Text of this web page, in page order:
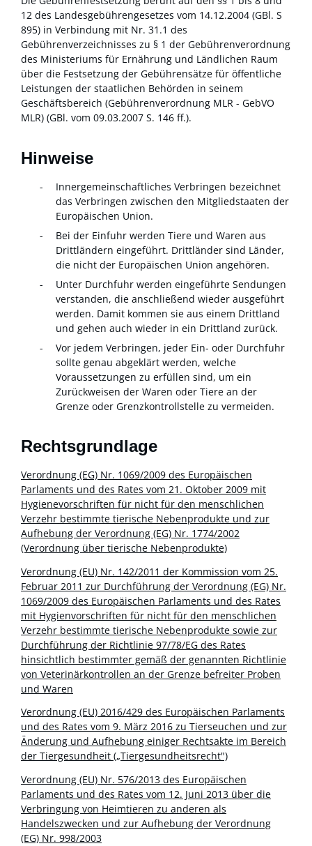
12 des Landesgebührengesetzes vom 14.12.2004 (GBl. S
895) in Verbindung mit Nr. 31.1 des
Gebührenverzeichnisses zu § 1 der Gebührenverordnung
des Ministeriums für Ernährung und Ländlichen Raum
über die Festsetzung der Gebührensätze für öffentliche
Leistungen der staatlichen Behörden in seinem
Geschäftsbereich (Gebührenverordnung MLR - GebVO
MLR) (GBl. vom 09.03.2007 S. 146 ff.).
Hinweise
Innergemeinschaftliches Verbringen bezeichnet
das Verbringen zwischen den Mitgliedstaaten der
Europäischen Union.
Bei der Einfuhr werden Tiere und Waren aus
Drittländern eingeführt. Drittländer sind Länder,
die nicht der Europäischen Union angehören.
Unter Durchfuhr werden eingeführte Sendungen
verstanden, die anschließend wieder ausgeführt
werden. Damit kommen sie aus einem Drittland
und gehen auch wieder in ein Drittland zurück.
Vor jedem Verbringen, jeder Ein- oder Durchfuhr
sollte genau abgeklärt werden, welche
Voraussetzungen zu erfüllen sind, um ein
Zurückweisen der Waren oder Tiere an der
Grenze oder Grenzkontrollstelle zu vermeiden.
Rechtsgrundlage
Verordnung (EG) Nr. 1069/2009 des Europäischen
Parlaments und des Rates vom 21. Oktober 2009 mit
Hygienevorschriften für nicht für den menschlichen
Verzehr bestimmte tierische Nebenprodukte und zur
Aufhebung der Verordnung (EG) Nr. 1774/2002
(Verordnung über tierische Nebenprodukte)
Verordnung (EU) Nr. 142/2011 der Kommission vom 25.
Februar 2011 zur Durchführung der Verordnung (EG) Nr.
1069/2009 des Europäischen Parlaments und des Rates
mit Hygienvorschriften für nicht für den menschlichen
Verzehr bestimmte tierische Nebenprodukte sowie zur
Durchführung der Richtlinie 97/78/EG des Rates
hinsichtlich bestimmter gemäß der genannten Richtlinie
von Veterinärkontrollen an der Grenze befreiter Proben
und Waren
Verordnung (EU) 2016/429 des Europäischen Parlaments
und des Rates vom 9. März 2016 zu Tierseuchen und zur
Änderung und Aufhebung einiger Rechtsakte im Bereich
der Tiergesundheit („Tiergesundheitsrecht")
Verordnung (EU) Nr. 576/2013 des Europäischen
Parlaments und des Rates vom 12. Juni 2013 über die
Verbringung von Heimtieren zu anderen als
Handelszwecken und zur Aufhebung der Verordnung
(EG) Nr. 998/2003